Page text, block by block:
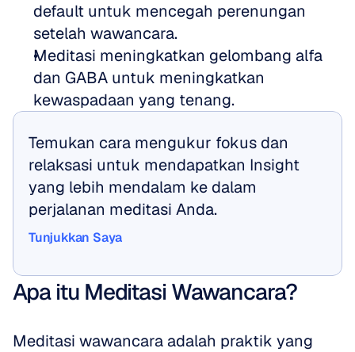
default untuk mencegah perenungan
setelah wawancara.
Meditasi meningkatkan gelombang alfa
dan GABA untuk meningkatkan
kewaspadaan yang tenang.
Temukan cara mengukur fokus dan
relaksasi untuk mendapatkan Insight
yang lebih mendalam ke dalam
perjalanan meditasi Anda.
Tunjukkan Saya
Apa itu Meditasi Wawancara?
Meditasi wawancara adalah praktik yang